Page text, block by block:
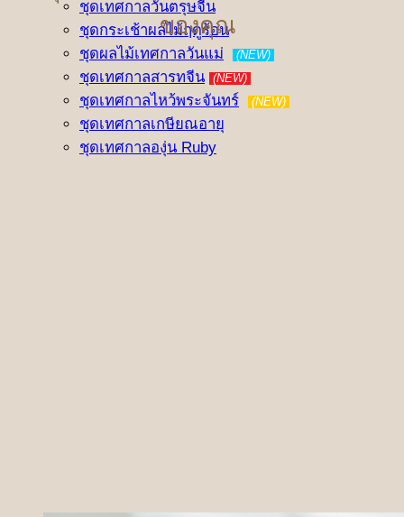
ชุดเทศกาลวันตรุษจีน
ชุดกระเช้าผลไม้ฤดูร้อน
ชุดผลไม้เทศกาลวันแม่
(NEW)
ชุดเทศกาลสารทจีน (NEW)
ชุดเทศกาลไหว้พระจันทร์ (NEW)
ชุดเทศกาลเกษียณอายุ
ชุดเทศกาลองุ่น Ruby
ของคุณ